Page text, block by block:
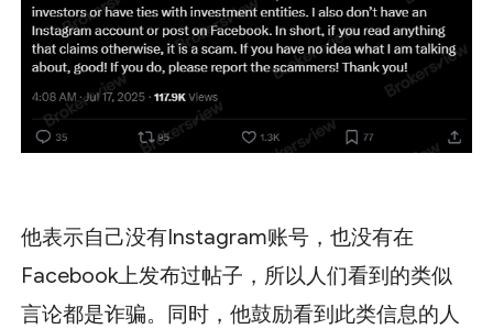
他表示自己没有Instagram账号，也没有在
Facebook上发布过帖子，所以人们看到的类似
言论都是诈骗。同时，他鼓励看到此类信息的人